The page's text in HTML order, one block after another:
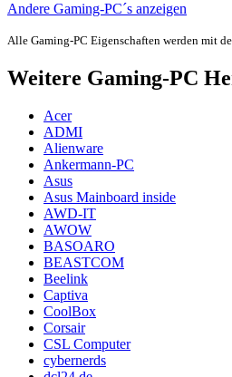
Andere Gaming-PC´s anzeigen
Alle Gaming-PC Eigenschaften werden mit
Weitere Gaming-PC
Acer
ADMI
Alienware
Ankermann-PC
Asus
Asus Mainboard inside
AWD-IT
AWOW
BASOARO
BEASTCOM
Beelink
Captiva
CoolBox
Corsair
CSL Computer
cybernerds